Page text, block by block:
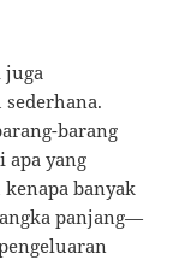
juga
barang
apa yang
banyak
panjang—